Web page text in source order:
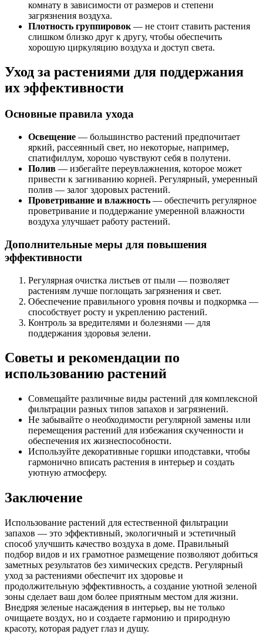
комнату в зависимости от размеров и степени
загрязнения воздуха.
Плотность группировок — не стоит ставить растения
слишком близко друг к другу, чтобы обеспечить
хорошую циркуляцию воздуха и доступ света.
Уход за растениями для поддержания
их эффективности
Основные правила ухода
Освещение — большинство растений предпочитает
яркий, рассеянный свет, но некоторые, например,
спатифиллум, хорошо чувствуют себя в полутени.
Полив — избегайте переувлажнения, которое может
привести к загниванию корней. Регулярный, умеренный
полив — залог здоровых растений.
Проветривание и влажность — обеспечить регулярное
проветривание и поддержание умеренной влажности
воздуха улучшает работу растений.
Дополнительные меры для повышения
эффективности
Регулярная очистка листьев от пыли — позволяет
растениям лучше поглощать загрязнения и свет.
Обеспечение правильного уровня почвы и подкормка —
способствует росту и укреплению растений.
Контроль за вредителями и болезнями — для
поддержания здоровья зелени.
Советы и рекомендации по
использованию растений
Совмещайте различные виды растений для комплексной
фильтрации разных типов запахов и загрязнений.
Не забывайте о необходимости регулярной замены или
перемещения растений для избежания скученности и
обеспечения их жизнеспособности.
Используйте декоративные горшки иподставки, чтобы
гармонично вписать растения в интерьер и создать
уютную атмосферу.
Заключение
Использование растений для естественной фильтрации
запахов — это эффективный, экологичный и эстетичный
способ улучшить качество воздуха в доме. Правильный
подбор видов и их грамотное размещение позволяют добиться
заметных результатов без химических средств. Регулярный
уход за растениями обеспечит их здоровье и
продолжительную эффективность, а создание уютной зеленой
зоны сделает ваш дом более приятным местом для жизни.
Внедряя зеленые насаждения в интерьер, вы не только
очищаете воздух, но и создаете гармонию и природную
красоту, которая радует глаз и душу.